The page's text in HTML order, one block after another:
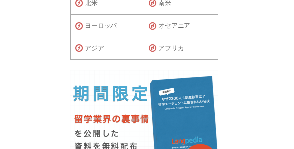
北米 南米
ヨーロッパ オセアニア
アジア アフリカ